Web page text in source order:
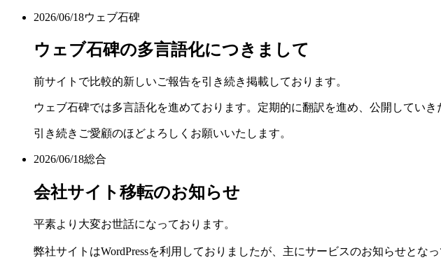
2026/06/18ウェブ石碑
ウェブ石碑の多言語化につきまして
前サイトで比較的新しいご報告を引き続き掲載しております。
ウェブ石碑では多言語化を進めております。定期的に翻訳を進め、公開していき
引き続きご愛顧のほどよろしくお願いいたします。
2026/06/18総合
会社サイト移転のお知らせ
平素より大変お世話になっております。
弊社サイトはWordPressを利用しておりましたが、主にサービスのお知らせとな